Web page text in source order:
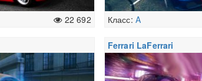
22 692 Класс: A
Ferrari LaFerrari